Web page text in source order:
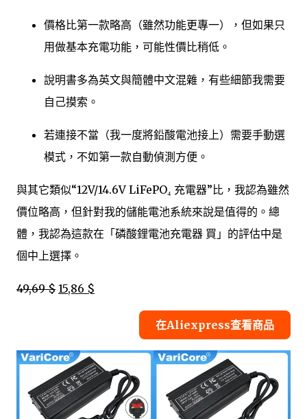
價格比第一款略高（雖然功能更專一），但如果只
用做基本充電功能，可能性價比稍低。
說明書多為英文與簡體中文混雜，有些細節我需要
自己摸索。
若連接不當（我一度將鉛酸電池接上）需要手動選
模式，不如第一款自動偵測方便。
與其它類似“12V/14.6V LiFePO₄ 充電器”比，我認為雖然
價位略高，但針對我的儲能電池系統來說是值得的。總
體，我認為這款在「磷酸鋰電池充電器 買」的評估中是
個中上選擇。
49,69 $ 15,86 $
在Aliexpress查看商品